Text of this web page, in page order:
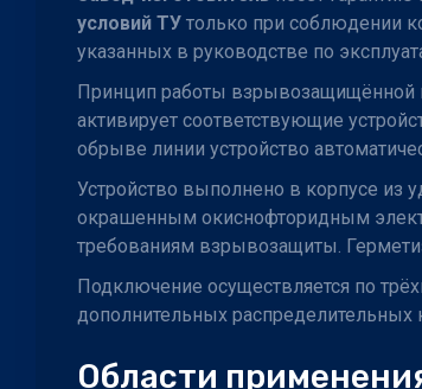
условий ТУ только при соблюдении
указанных в руководстве по
Принцип работы взрывозащищённой
активирует соответствующие
обрыве линии устройство
Устройство выполнено в корпусе из
окрашенным окиснофторидным
требованиям взрывозащиты.
Подключение осуществляется по
дополнительных распределительных
Области